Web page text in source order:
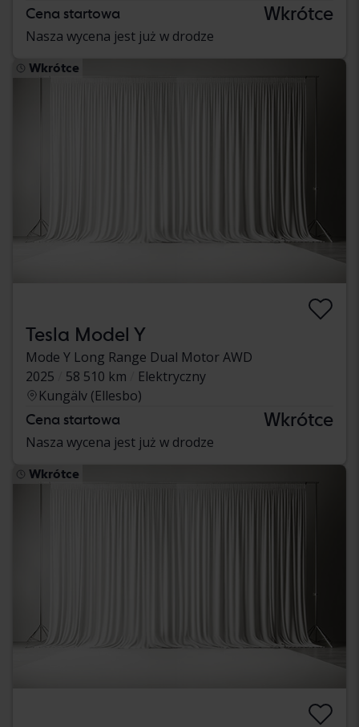
Cena startowa Wkrótce
Nasza wycena jest już w drodze
Wkrótce
Tesla Model Y
Mode Y Long Range Dual Motor AWD
2025
58 510 km
Elektryczny
Kungälv (Ellesbo)
Cena startowa Wkrótce
Nasza wycena jest już w drodze
Wkrótce